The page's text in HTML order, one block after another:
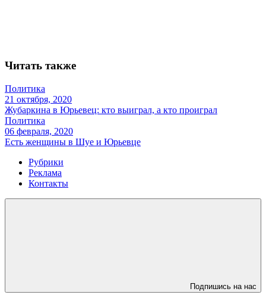
Читать также
Политика
21 октября, 2020
Жубаркина в Юрьевец: кто выиграл, а кто проиграл
Политика
06 февраля, 2020
Есть женщины в Шуе и Юрьевце
Рубрики
Реклама
Контакты
Подпишись на нас